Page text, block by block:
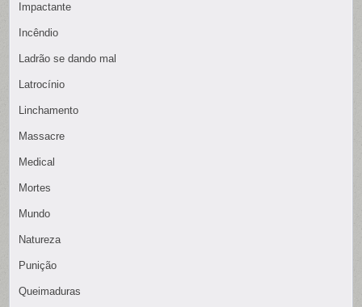
Impactante
Incêndio
Ladrão se dando mal
Latrocínio
Linchamento
Massacre
Medical
Mortes
Mundo
Natureza
Punição
Queimaduras